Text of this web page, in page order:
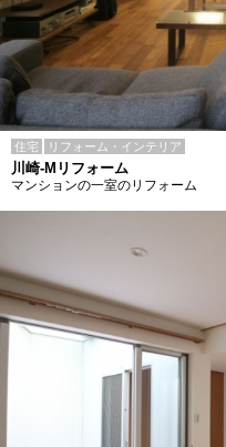
住宅 リフォーム・インテリア
川崎-Mリフォーム
マンションの一室のリフォーム